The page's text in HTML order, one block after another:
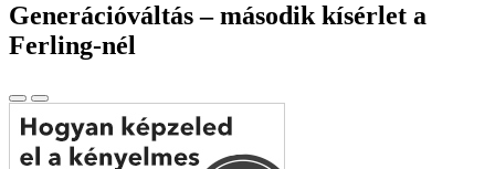
Generációváltás – második kísérlet a
Ferling-nél